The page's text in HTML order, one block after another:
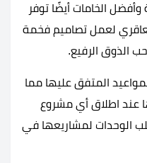
وأفضل الخامات أيضًا توفر
لعمل تصاميم فخمة
الذوق الرفيع.
المتفق عليها مما
عند اطلاق أي مشروع
الوحدات لمشاريعها في